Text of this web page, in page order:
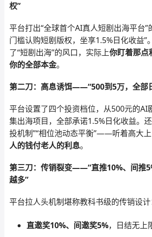
权”
平台打出“全球首个AI真人短剧出海平台”
门槛认购短剧版权，坐享1.5%日化收益”
了“短剧出海”的风口，实际上你盯着那点
你的全部本金。
第二刀：高息诱饵——“500到5万，全部
平台设置了四个投资档位，从500元的AI
集出海项目，全部承诺1.5%日化收益。
投机制”“相位池动态平衡”——听着高大上
人的钱付老人的利息。
第三刀：传销裂变——“直推10%、间推
越多”
平台拉人头机制堪称教科书级的传销设计
直邀奖10%、间邀奖5%，日结无上